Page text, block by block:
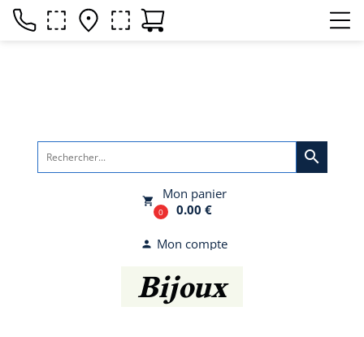
search
local_grocery_store
0
Mon panier
0.00 €
person Mon compte
Bijoux